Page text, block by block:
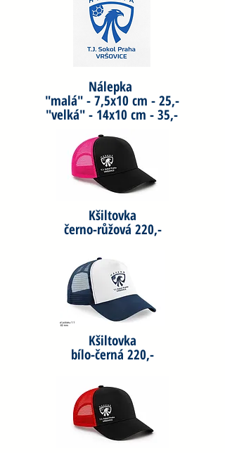
Nálepka
"malá" - 7,5x10 cm - 25,-
"velká" - 14x10 cm - 35,-
Kšiltovka
černo-růžová 220,-
Kšiltovka
bílo-černá 220,-